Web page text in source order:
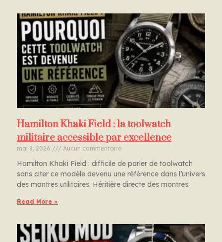
Hamilton Khaki Field : la toolwatch
militaire accessible par excellence
mai 8, 2026 Aucun commentaire
Hamilton Khaki Field : difficile de parler de toolwatch
sans citer ce modèle devenu une référence dans l’univers
des montres utilitaires. Héritière directe des montres
Read More »